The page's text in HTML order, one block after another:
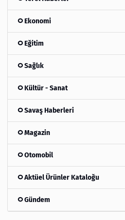
Ekonomi
Eğitim
Sağlık
Kültür - Sanat
Savaş Haberleri
Magazin
Otomobil
Aktüel Ürünler Kataloğu
Gündem